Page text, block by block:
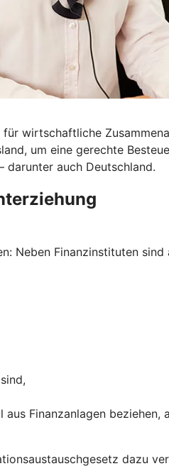
wirtschaftliche
um eine gerechte
darunter auch Deutschland.
Neben Finanzinstituten
Finanzanlagen
dazu